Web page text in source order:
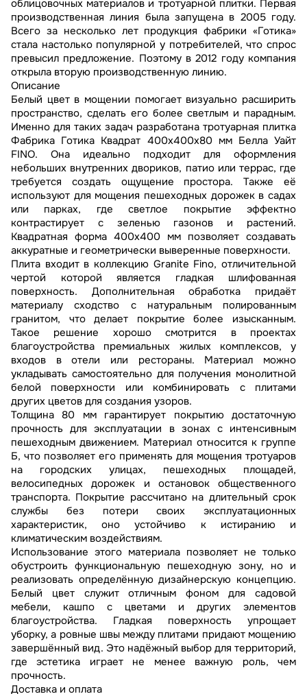
облицовочных материалов и тротуарной плитки. Первая
производственная линия была запущена в 2005 году.
Всего за несколько лет продукция фабрики «Готика»
стала настолько популярной у потребителей, что спрос
превысил предложение. Поэтому в 2012 году компания
открыла вторую производственную линию.
Описание
Белый цвет в мощении помогает визуально расширить
пространство, сделать его более светлым и парадным.
Именно для таких задач разработана тротуарная плитка
Фабрика Готика Квадрат 400х400х80 мм Белла Уайт
FINO. Она идеально подходит для оформления
небольших внутренних двориков, патио или террас, где
требуется создать ощущение простора. Также её
используют для мощения пешеходных дорожек в садах
или парках, где светлое покрытие эффектно
контрастирует с зеленью газонов и растений.
Квадратная форма 400х400 мм позволяет создавать
аккуратные и геометрически выверенные поверхности.
Плита входит в коллекцию Granite Fino, отличительной
чертой которой является гладкая шлифованная
поверхность. Дополнительная обработка придаёт
материалу сходство с натуральным полированным
гранитом, что делает покрытие более изысканным.
Такое решение хорошо смотрится в проектах
благоустройства премиальных жилых комплексов, у
входов в отели или рестораны. Материал можно
укладывать самостоятельно для получения монолитной
белой поверхности или комбинировать с плитами
других цветов для создания узоров.
Толщина 80 мм гарантирует покрытию достаточную
прочность для эксплуатации в зонах с интенсивным
пешеходным движением. Материал относится к группе
Б, что позволяет его применять для мощения тротуаров
на городских улицах, пешеходных площадей,
велосипедных дорожек и остановок общественного
транспорта. Покрытие рассчитано на длительный срок
службы без потери своих эксплуатационных
характеристик, оно устойчиво к истиранию и
климатическим воздействиям.
Использование этого материала позволяет не только
обустроить функциональную пешеходную зону, но и
реализовать определённую дизайнерскую концепцию.
Белый цвет служит отличным фоном для садовой
мебели, кашпо с цветами и других элементов
благоустройства. Гладкая поверхность упрощает
уборку, а ровные швы между плитами придают мощению
завершённый вид. Это надёжный выбор для территорий,
где эстетика играет не менее важную роль, чем
прочность.
Доставка и оплата